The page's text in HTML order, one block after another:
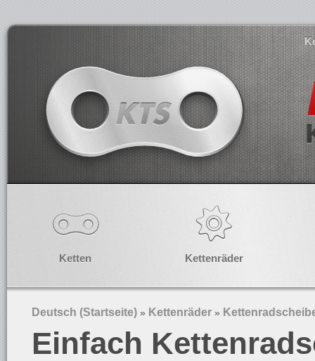
Ketten Kettenräder
Deutsch (Startseite) » Kettenräder »
Einfach